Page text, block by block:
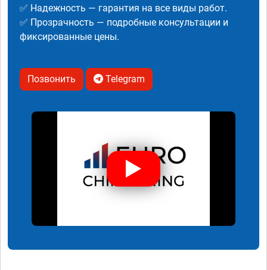
✅ Надежность — гарантия на все виды работ.
✅ Прозрачность — подробные консультации и
фиксированные цены.
Позвонить Telegram